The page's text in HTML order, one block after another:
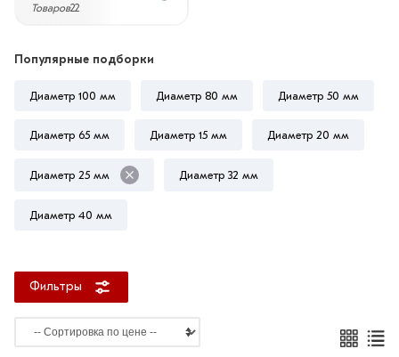
Товаров22
Популярные подборки
Диаметр 100 мм Диаметр 80 мм Диаметр 50 мм
Диаметр 65 мм Диаметр 15 мм Диаметр 20 мм
Диаметр 25 мм Диаметр 32 мм
Диаметр 40 мм
Фильтры
25
Толщина